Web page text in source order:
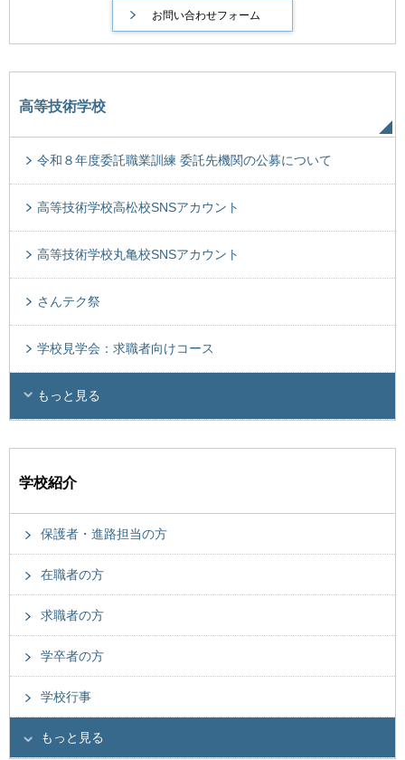
高等技術学校
令和８年度委託職業訓練 委託先機関の公募について
高等技術学校高松校SNSアカウント
高等技術学校丸亀校SNSアカウント
さんテク祭
学校見学会：求職者向けコース
もっと見る
学校紹介
保護者・進路担当の方
在職者の方
求職者の方
学卒者の方
学校行事
もっと見る